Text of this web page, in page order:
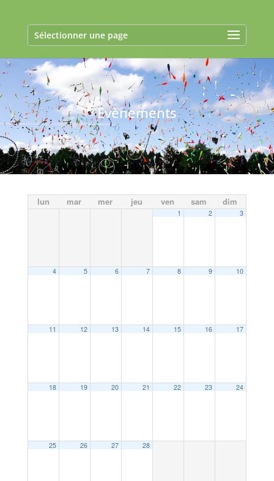
Sélectionner une page
Evènements
lun mar mer jeu ven sam dim
1 2 3
4 5 6 7 8 9 10
11 12 13 14 15 16 17
18 19 20 21 22 23 24
25 26 27 28